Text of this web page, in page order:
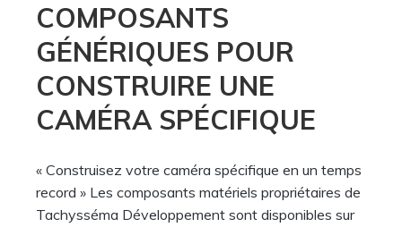
COMPOSANTS
GÉNÉRIQUES POUR
CONSTRUIRE UNE
CAMÉRA SPÉCIFIQUE
« Construisez votre caméra spécifique en un temps
record » Les composants matériels propriétaires de
Tachysséma Développement sont disponibles sur